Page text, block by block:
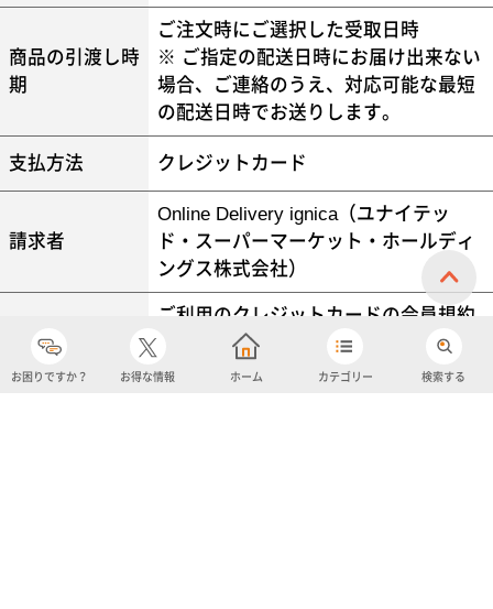
お困りですか？ お得な情報 ホーム カテゴリー 検索する